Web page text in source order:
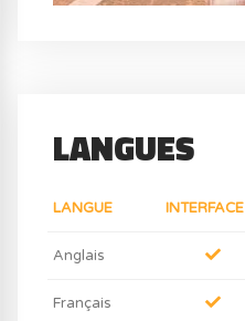
LANGUES
LANGUE INTERFACE
Anglais
Français